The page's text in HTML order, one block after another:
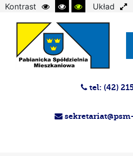
Kontrast
Układ
tel: (42)